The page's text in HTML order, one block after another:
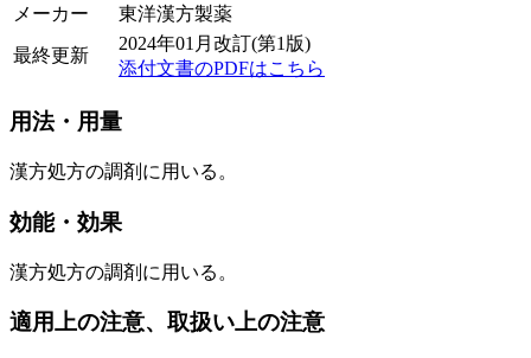
メーカー
東洋漢方製薬
最終更新
2024年01月改訂(第1版)
添付文書のPDFはこちら
用法・用量
漢方処方の調剤に用いる。
効能・効果
漢方処方の調剤に用いる。
適用上の注意、取扱い上の注意